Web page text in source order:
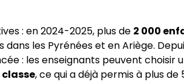
: en 2024-2025, plus de 2 000
dans les Pyrénées et en Ariège.
: les enseignants peuvent choisir
, ce qui a déjà permis à plus de